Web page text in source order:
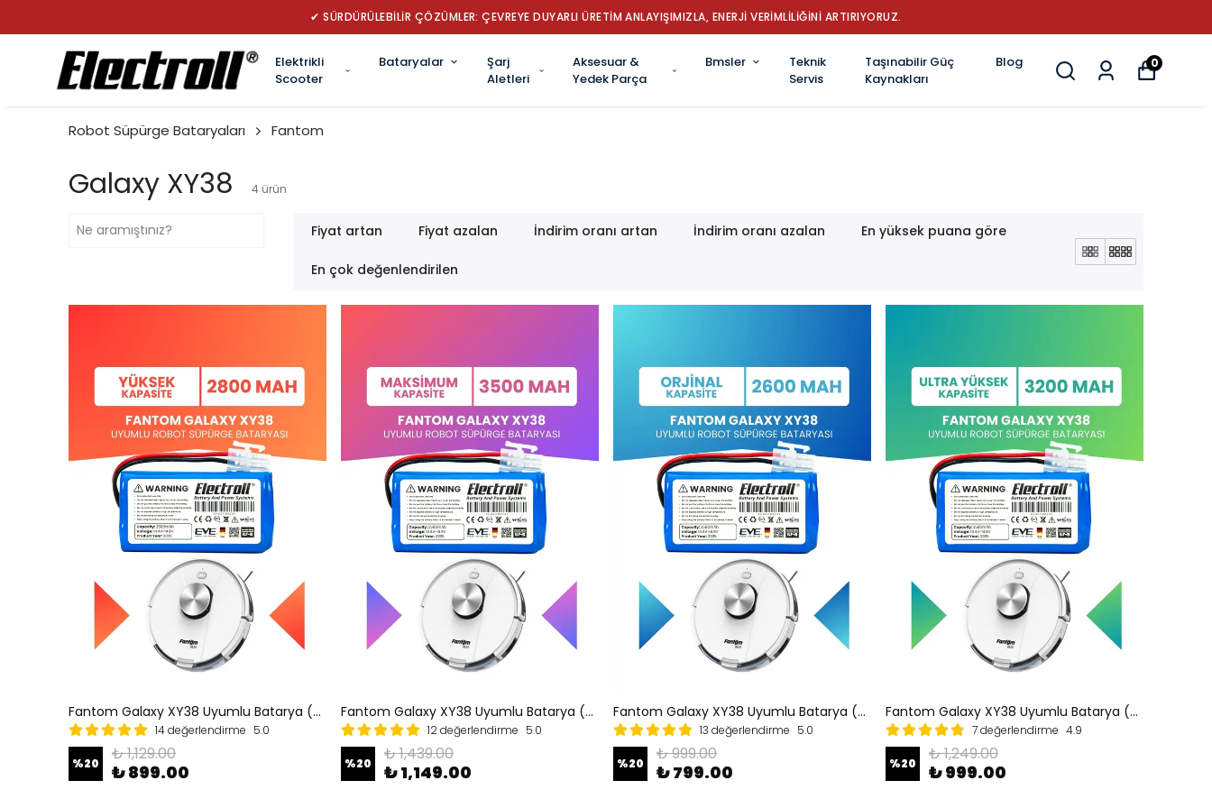
✔ TÜRKİYE’NİN LİDER ROBOT SÜPÜRGE BATARYA MARKASI: GÜÇ, DAYANIKLILIK VE YENİLİK
Elektrikli
Scooter
Bataryalar
Şarj
Aletleri
Aksesuar &
Yedek Parça
Bmsler
Teknik
Servis
Taşınabilir Güç
Kaynakları
Blog 0
Robot Süpürge Bataryaları Fantom
Galaxy XY38 4 ürün
Fiyat artan Fiyat azalan İndirim oranı artan İndirim oranı azalan En yüksek puana göre
En çok değenlendirilen
Fantom Galaxy XY38 Uyumlu Batarya (YÜKSEK KAPASİTE) 2800mah Pil Robot Süpürge Bataryası Değişimi
14 değerlendirme 5.0
%20 ₺ 1,129.00
₺ 899.00
Fantom Galaxy XY38 Uyumlu Batarya (MAKSİMUM KAPASİTE) 3500mah Pil Robot Süpürge Bataryası Değişimi
12 değerlendirme 5.0
%20 ₺ 1,439.00
₺ 1,149.00
Fantom Galaxy XY38 Uyumlu Batarya (ORJİNAL KAPASİTE) 2600mah Pil Robot Süpürge Bataryası Değişimi
13 değerlendirme 5.0
%20 ₺ 999.00
₺ 799.00
Fantom Galaxy XY38 Uyumlu Batarya (ULTRA YÜKSEK KAPASİTE) 3200mah Pil Robot Süpürge Bataryası
7 değerlendirme 4.9
%20 ₺ 1,249.00
₺ 999.00